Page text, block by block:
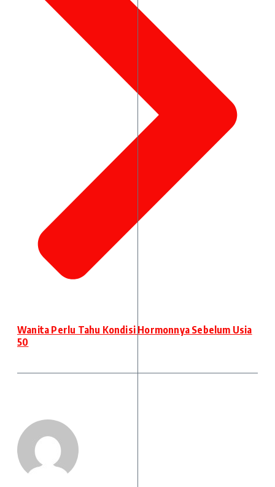
Wanita Perlu Tahu Kondisi Hormonnya Sebelum Usia
50